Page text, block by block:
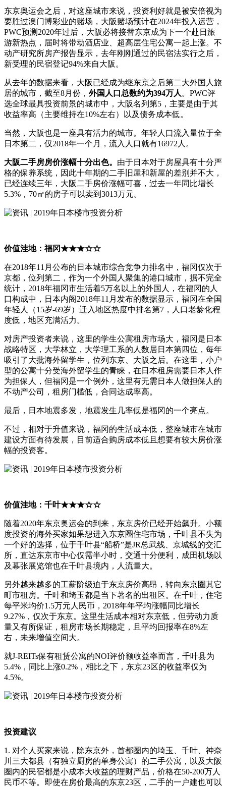
东京奥运会之后，对这座城市来说，投资利好就是被安倍视为
要胜过澳门博彩业的赌场，大阪赌场预计在2024年投入运营，
PWC预测2020年过后，大阪必将接替东京成为下一个赴日旅
游新热点，届时将带动酒店业、超高层住宅公寓一起上涨。不
动产研究所房产报告显示，去年刚刚通过的民宿法实行之后，
新受理的民宿登记94%来自大阪。
从去年的数据来看，大阪已经成为继东京之后第二大外国人旅
居的城市，截至8月份， 外国人口总数约为394万人 。PWC评
选全球最具投资前景的城市中，大阪名列第5，主要是由于其
收益率高（主要维持在10%左右）以及债务成本低。
当然，大阪也是一座具有活力的城市。年轻人口流入量位于全
日本第二，仅2018年一个月，流入人口就有16972人。
大阪二手房房价涨幅十分出色。 由于日本对于房屋具有十分严
格的保养系统，因此十年期的二手旧屋和新屋的差别并不大，
已经连续三年，大阪二手房价涨幅可喜，过去一年同比增长
5.3%，70㎡的房子可以卖到3013万元。
价值洼地：福冈★★★☆☆
在2018年11月公布的日本城市综合竞争力排名中，福冈仅次于
京都，位列第二，作为一个外国人聚集的港口城市，据不完全
统计，2018年福冈市生活着5万名以上的外国人，在福冈的人
口构成中，日本内阁2018年11月发布的数据显示，福冈在全国
年轻人（15岁-69岁）迁入地区热度中排名第7，人口老龄化程
度低，地区充满活力。
对房产投资者来说，这里的学生公寓租房市场大，福冈是日本
战略特区，大学林立，大学理工系的人数居日本第四位，每年
吸引了大批海外留学生，位列东京、大阪之后。在这里，小户
型的公寓十分受海外留学生的青睐，在日本租房需要日本人作
为担保人，但福冈是一个例外，这里有无需日本人做担保人的
不动产公司，租房门槛低，合同达成率高。
最后，日本地震多发，地震发生几率低是福冈的一个亮点。
不过，相对于升值来说，福冈的生活成本低，整座城市在城市
建设方面有待发展，目前适合购房成本低且想要有较大房价涨
幅的投资客。
价值洼地：千叶★★★☆☆
随着2020年东京奥运会的到来，东京房价已经开始飙升。小额
度投资的海外买家如果想进入东京圈住宅市场，千叶县不失为
一个好的选择，位于千叶县“船桥”是JR总武线、京城线的交汇
所，直达东京市中心仅需半小时，交通十分便利，成田机场以
及幕张展览馆也在千叶县境内，人流量大。
另外越来越多的工薪阶级迫于东京房价高昂，转向东京圈其它
町市租房。千叶和埼玉都是当下著名的出租区。在千叶，住宅
每平米均价1.5万元人民币，2018年年平均涨幅同比增长
9.27%，仅次于东京。这里生活成本相对东京低，但劳动力质
量又有所保证，租房市场长期稳定，且平均回报率在8%左
右，未来增值空间大。
就J-REITs保有租赁公寓的NOI评价额收益率而言，千叶县为
5.4%，同比上涨0.2%，相比之下，东京23区的收益率仅为
4.5%。
投资建议
1. 对个人买家来说，除东京外，首都圈内的埼玉、千叶、神奈
川三大都县（有独立厨房的单身公寓）的二手公寓，以及大阪
圈内的民宿都是小成本大收益的理财产品，价格在50-200万人
民币不等。即使在房价最高的东京23区，二手的一户建也可以